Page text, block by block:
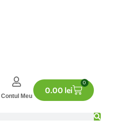
Contul Meu
0.00 lei
0